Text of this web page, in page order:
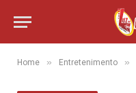
Home » Entretenimento »